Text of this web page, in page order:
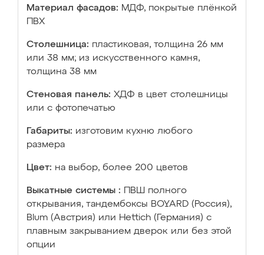
Материал фасадов: МДФ, покрытые плёнкой
ПВХ
Столешница: пластиковая, толщина 26 мм
или 38 мм; из искусственного камня,
толщина 38 мм
Стеновая панель: ХДФ в цвет столешницы
или с фотопечатью
Габариты: изготовим кухню любого
размера
Цвет: на выбор, более 200 цветов
Выкатные системы :
ПВШ полного
открывания, тандембоксы BOYARD (Россия),
Blum (Австрия) или Hettich (Германия) с
плавным закрыванием дверок или без этой
опции